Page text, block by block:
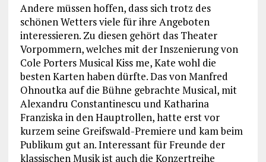
Andere müssen hoffen, dass sich trotz des
schönen Wetters viele für ihre Angeboten
interessieren. Zu diesen gehört das Theater
Vorpommern, welches mit der Inszenierung von
Cole Porters Musical Kiss me, Kate wohl die
besten Karten haben dürfte. Das von Manfred
Ohnoutka auf die Bühne gebrachte Musical, mit
Alexandru Constantinescu und Katharina
Franziska in den Hauptrollen, hatte erst vor
kurzem seine Greifswald-Premiere und kam beim
Publikum gut an. Interessant für Freunde der
klassischen Musik ist auch die Konzertreihe